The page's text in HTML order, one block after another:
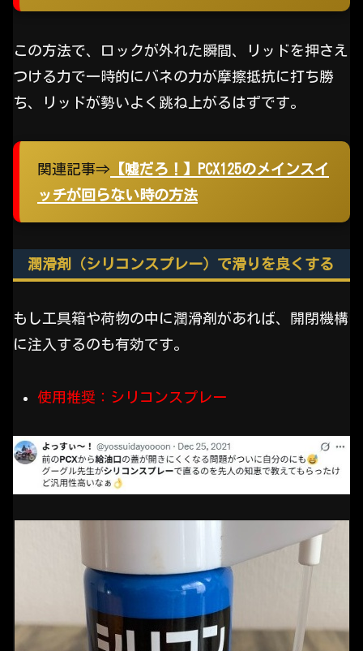
この方法で、ロックが外れた瞬間、リッドを押さえ
つける力で一時的にバネの力が摩擦抵抗に打ち勝
ち、リッドが勢いよく跳ね上がるはずです。
関連記事⇒ 【嘘だろ！】PCX125のメインスイ
ッチが回らない時の方法
潤滑剤（シリコンスプレー）で滑りを良くする
もし工具箱や荷物の中に潤滑剤があれば、開閉機構
に注入するのも有効です。
使用推奨：シリコンスプレー